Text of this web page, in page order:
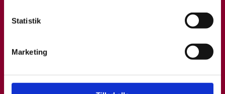
Statistik
Marketing